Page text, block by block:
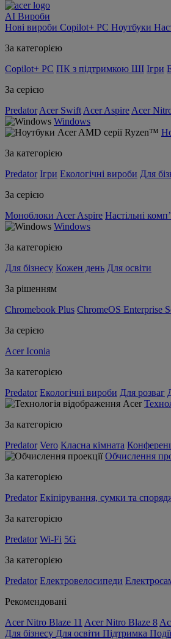
AI Вироби
Нові вироби Copilot+ PC Ноутбуки
За категорією
Copilot+ PC ПК з підтримкою ШІ Ігри
За серією
Predator Acer Swift Acer Aspire Acer
Windows
За категорією
Predator Ігри Екологічні вироби Для
За серією
Моноблоки Acer Aspire Настільні
Windows
За категорією
Для бізнесу Кожен день Для освіти
За рішенням
Chromebook Plus ChromeOS Enterprise
За серією
Acer Iconia
За категорією
Predator Екологічні вироби Для розваг
За категорією
Predator Vero Класна кімната
Обчислення
За категорією
Predator Екіпірування, сумки та
За категорією
Predator Wi-Fi 5G
За категорією
Predator Електровелосипеди
Рекомендовані
Acer Nitro Blaze 11 Acer Nitro Blaze 8
Для бізнесу Для освіти Підтримка Події